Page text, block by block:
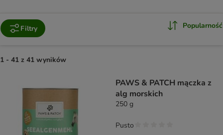
Filtry Popularność
1 - 41 z 41 wyników
PAWS & PATCH mączka z
alg morskich
250 g
Pusto